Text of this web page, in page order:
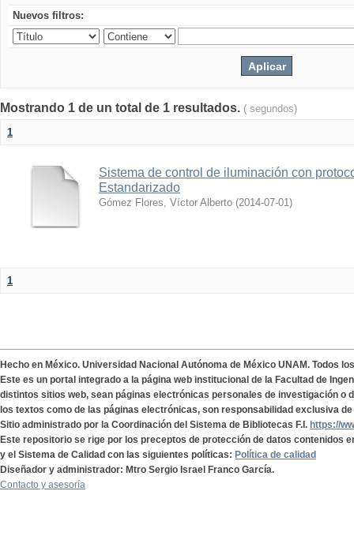
Nuevos filtros:
Mostrando 1 de un total de 1 resultados. ( segundos)
1
Sistema de control de iluminación con
Estandarizado
Gómez Flores, Víctor Alberto (2014-07-01)
1
Hecho en México. Universidad Nacional Autónoma de México UNAM. Todos
Este es un portal integrado a la página web institucional de la Facultad de
distintos sitios web, sean páginas electrónicas personales de investigación o
los textos como de las páginas electrónicas, son responsabilidad exclusiva
Sitio administrado por la Coordinación del Sistema de Bibliotecas F.I. https://
Este repositorio se rige por los preceptos de protección de datos contenidos
y el Sistema de Calidad con las siguientes políticas: Política de calidad
Diseñador y administrador: Mtro Sergio Israel Franco García.
Contacto y asesoría